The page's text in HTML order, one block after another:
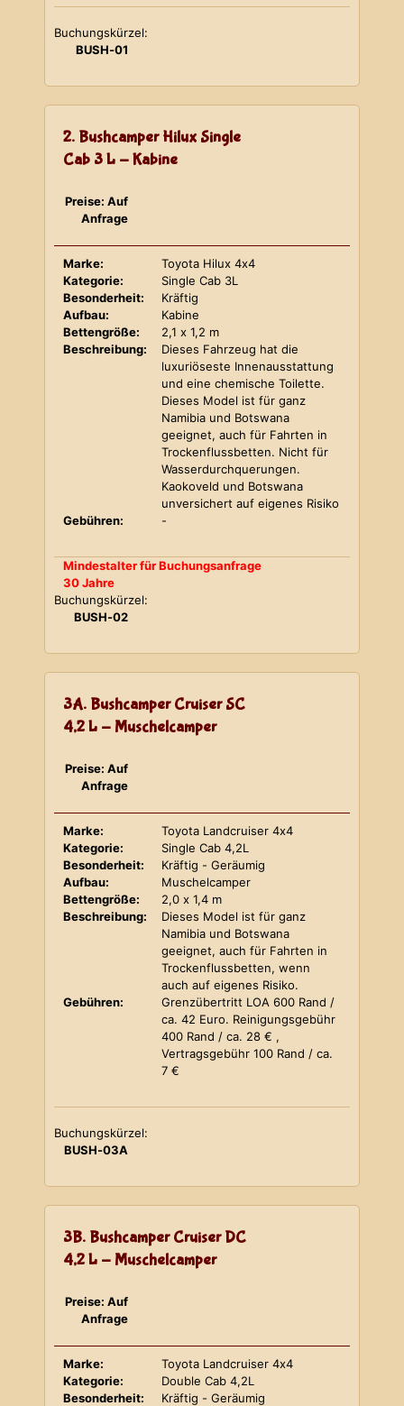
Buchungskürzel:
BUSH-01
2. Bushcamper Hilux Single
Cab 3 L - Kabine
Preise: Auf
Anfrage
Marke:
Toyota Hilux 4x4
Kategorie:
Single Cab 3L
Besonderheit:
Kräftig
Aufbau:
Kabine
Bettengröße:
2,1 x 1,2 m
Beschreibung:
Dieses Fahrzeug hat die
luxuriöseste Innenausstattung
und eine chemische Toilette.
Dieses Model ist für ganz
Namibia und Botswana
geeignet, auch für Fahrten in
Trockenflussbetten. Nicht für
Wasserdurchquerungen.
Kaokoveld und Botswana
unversichert auf eigenes Risiko
Gebühren:
-
Mindestalter für Buchungsanfrage
30 Jahre
Buchungskürzel:
BUSH-02
3A. Bushcamper Cruiser SC
4,2 L - Muschelcamper
Preise: Auf
Anfrage
Marke:
Toyota Landcruiser 4x4
Kategorie:
Single Cab 4,2L
Besonderheit:
Kräftig - Geräumig
Aufbau:
Muschelcamper
Bettengröße:
2,0 x 1,4 m
Beschreibung:
Dieses Model ist für ganz
Namibia und Botswana
geeignet, auch für Fahrten in
Trockenflussbetten, wenn
auch auf eigenes Risiko.
Gebühren:
Grenzübertritt LOA 600 Rand /
ca. 42 Euro. Reinigungsgebühr
400 Rand / ca. 28 € ,
Vertragsgebühr 100 Rand / ca.
7 €
Buchungskürzel:
BUSH-03A
3B. Bushcamper Cruiser DC
4,2 L - Muschelcamper
Preise: Auf
Anfrage
Marke:
Toyota Landcruiser 4x4
Kategorie:
Double Cab 4,2L
Besonderheit:
Kräftig - Geräumig